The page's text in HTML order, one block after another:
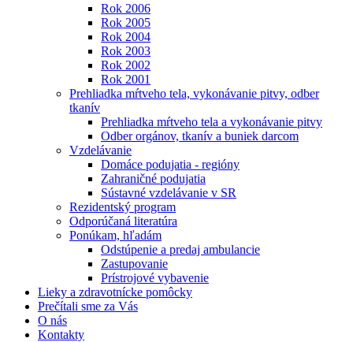
Rok 2006
Rok 2005
Rok 2004
Rok 2003
Rok 2002
Rok 2001
Prehliadka mŕtveho tela, vykonávanie pitvy, odber
tkanív
Prehliadka mŕtveho tela a vykonávanie pitvy
Odber orgánov, tkanív a buniek darcom
Vzdelávanie
Domáce podujatia - regióny
Zahraničné podujatia
Sústavné vzdelávanie v SR
Rezidentský program
Odporúčaná literatúra
Ponúkam, hľadám
Odstúpenie a predaj ambulancie
Zastupovanie
Prístrojové vybavenie
Lieky a zdravotnícke pomôcky
Prečítali sme za Vás
O nás
Kontakty